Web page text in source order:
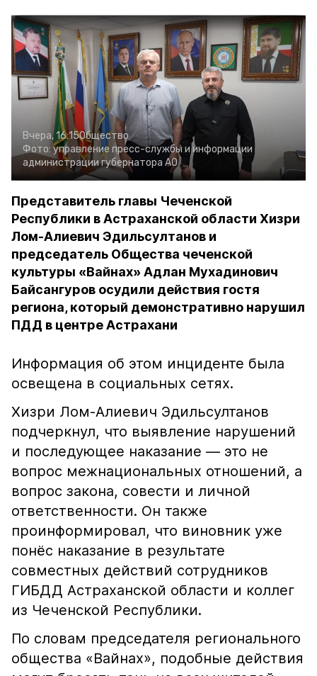
Вчера, 16:15Общество
Фото: управление пресс-службы и информации
администрации губернатора АО
Представитель главы Чеченской
Республики в Астраханской области Хизри
Лом-Алиевич Эдильсултанов и
председатель Общества чеченской
культуры «Вайнах» Адлан Мухадинович
Байсангуров осудили действия гостя
региона, который демонстративно нарушил
ПДД в центре Астрахани
Информация об этом инциденте была
освещена в социальных сетях.
Хизри Лом-Алиевич Эдильсултанов
подчеркнул, что выявление нарушений
и последующее наказание — это не
вопрос межнациональных отношений, а
вопрос закона, совести и личной
ответственности. Он также
проинформировал, что виновник уже
понёс наказание в результате
совместных действий сотрудников
ГИБДД Астраханской области и коллег
из Чеченской Республики.
По словам председателя регионального
общества «Вайнах», подобные действия